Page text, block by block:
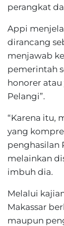
perangkat
Appi
dirancang
menjawab
pemerintah
honorer atau
Pelangi”.
“Karena itu,
yang
penghasilan
melainkan
imbuh dia.
Melalui
Makassar
maupun